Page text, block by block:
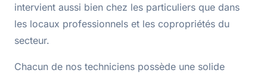
intervient aussi bien chez les particuliers que dans
les locaux professionnels et les copropriétés du
secteur.
Chacun de nos techniciens possède une solide